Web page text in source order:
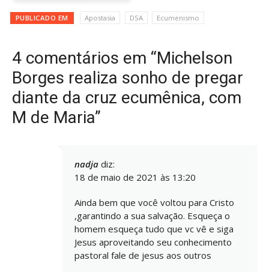
PUBLICADO EM Apostasia DSA Ecumenismo
4 comentários em “Michelson
Borges realiza sonho de pregar
diante da cruz ecumênica, com
M de Maria”
nadja diz:
18 de maio de 2021 às 13:20
Ainda bem que você voltou para Cristo
,garantindo a sua salvação. Esqueça o
homem esqueça tudo que vc vê e siga
Jesus aproveitando seu conhecimento
pastoral fale de jesus aos outros